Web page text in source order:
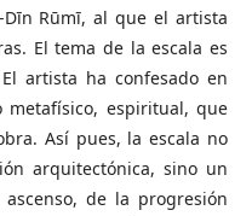
Dīn Rūmī, al que el artista
El tema de la escala es
artista ha confesado en
metafísico, espiritual, que
Así pues, la escala no
arquitectónica, sino un
de la progresión